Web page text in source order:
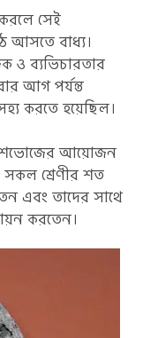
সেই
আসতে বাধ্য।
ও ব্যভিচারতার
আগ পর্যন্ত
করতে হয়েছিল।
নৈশভোজের আয়োজন
শ্রেণীর শত
এবং তাদের সাথে
করতেন।